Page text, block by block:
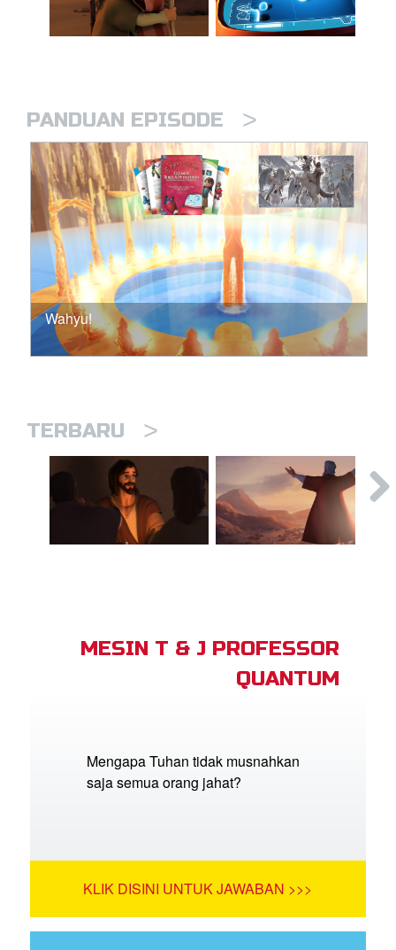
PANDUAN EPISODE >
Wahyu!
TERBARU >
MESIN T & J PROFESSOR
QUANTUM
Mengapa Tuhan tidak musnahkan
saja semua orang jahat?
KLIK DISINI UNTUK JAWABAN >>>